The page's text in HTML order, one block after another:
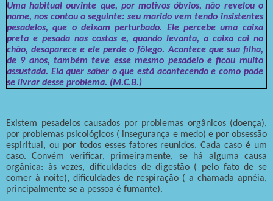
Uma habitual ouvinte que, por motivos óbvios, não revelou o
nome, nos contou o seguinte: seu marido vem tendo insistentes
pesadelos, que o deixam perturbado. Ele percebe uma caixa
preta e pesada nas costas e, quando levanta, a caixa cai no
chão, desaparece e ele perde o fôlego. Acontece que sua filha,
de 9 anos, também teve esse mesmo pesadelo e ficou muito
assustada. Ela quer saber o que está acontecendo e como pode
se livrar desse problema. (M.C.B.)
Existem pesadelos causados por problemas orgânicos (doença),
por problemas psicológicos ( insegurança e medo) e por obsessão
espiritual, ou por todos esses fatores reunidos. Cada caso é um
caso. Convém verificar, primeiramente, se há alguma causa
orgânica: às vezes, dificuldades de digestão ( pelo fato de se
comer à noite), dificuldades de respiração ( a chamada apnéia,
principalmente se a pessoa é fumante).